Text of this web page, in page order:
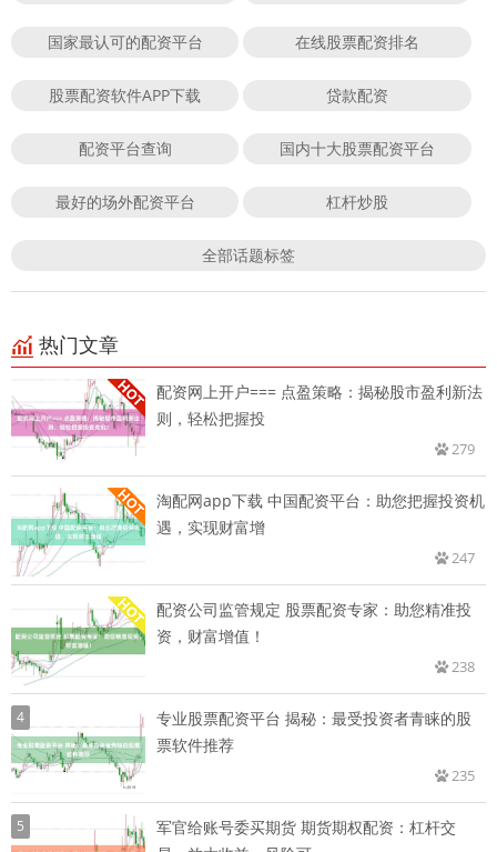
国家最认可的配资平台 在线股票配资排名
股票配资软件APP下载 贷款配资
配资平台查询 国内十大股票配资平台
最好的场外配资平台 杠杆炒股
全部话题标签
热门文章
配资网上开户=== 点盈策略：揭秘股市盈利新法
则，轻松把握投
279
淘配网app下载 中国配资平台：助您把握投资机
遇，实现财富增
247
配资公司监管规定 股票配资专家：助您精准投
资，财富增值！
238
4
专业股票配资平台 揭秘：最受投资者青睐的股
票软件推荐
235
5
军官给账号委买期货 期货期权配资：杠杆交